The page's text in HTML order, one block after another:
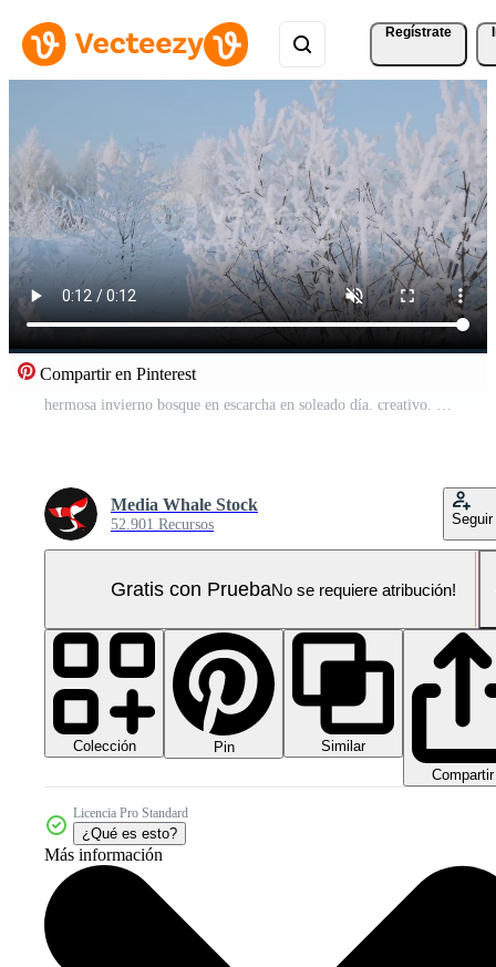
Regístrate
Compartir en Pinterest
hermosa invierno bosque en escarcha en soleado día. creativo. blanco como la nieve cubrir de limpiar bosque en invierno día. arboles en bosque cubierto con escarcha en escarchado invierno día Vídeo Pro
Media Whale Stock
52.901 Recursos Seguir
Gratis con PruebaNo se requiere atribución!
Colección Pin
Similar
Compartir
Licencia Pro Standard
¿Qué es esto?
Más información